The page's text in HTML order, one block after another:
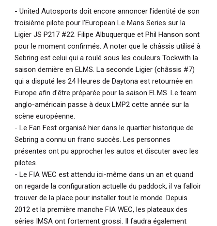
- United Autosports doit encore annoncer l'identité de son
troisième pilote pour l'European Le Mans Series sur la
Ligier JS P217 #22. Filipe Albuquerque et Phil Hanson sont
pour le moment confirmés. A noter que le châssis utilisé à
Sebring est celui qui a roulé sous les couleurs Tockwith la
saison dernière en ELMS. La seconde Ligier (châssis #7)
qui a disputé les 24 Heures de Daytona est retournée en
Europe afin d'être préparée pour la saison ELMS. Le team
anglo-américain passe à deux LMP2 cette année sur la
scène européenne.
- Le Fan Fest organisé hier dans le quartier historique de
Sebring a connu un franc succès. Les personnes
présentes ont pu approcher les autos et discuter avec les
pilotes.
- Le FIA WEC est attendu ici-même dans un an et quand
on regarde la configuration actuelle du paddock, il va falloir
trouver de la place pour installer tout le monde. Depuis
2012 et la première manche FIA WEC, les plateaux des
séries IMSA ont fortement grossi. Il faudra également